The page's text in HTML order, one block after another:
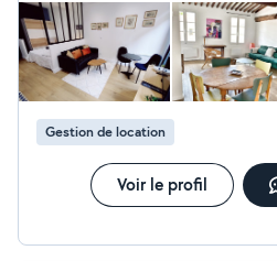
nettoyage entre deux
ou d'une gestion complète de
adaptons nos prestations à vos besoins.
votre bien en toute confiance :
équipe locale, sérieuse et
de nos clients. Contactez-nous dès aujourd'hui pour un
devis personnalisé ou pour en
Gestion de location
Voir le profil